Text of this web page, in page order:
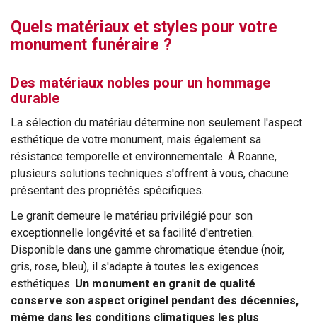
Quels matériaux et styles pour votre
monument funéraire ?
Des matériaux nobles pour un hommage
durable
La sélection du matériau détermine non seulement l'aspect
esthétique de votre monument, mais également sa
résistance temporelle et environnementale. À Roanne,
plusieurs solutions techniques s'offrent à vous, chacune
présentant des propriétés spécifiques.
Le granit demeure le matériau privilégié pour son
exceptionnelle longévité et sa facilité d'entretien.
Disponible dans une gamme chromatique étendue (noir,
gris, rose, bleu), il s'adapte à toutes les exigences
esthétiques. Un monument en granit de qualité
conserve son aspect originel pendant des décennies,
même dans les conditions climatiques les plus